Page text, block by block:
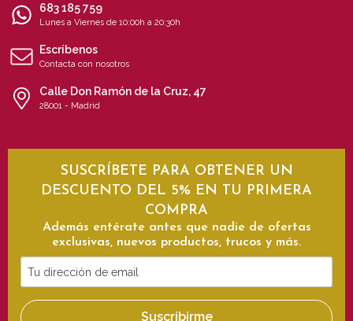
683 185 759
Lunes a Viernes de 10:00h a 20:30h
Escríbenos
Contacta con nosotros
Calle Don Ramón de la Cruz, 47
28001 - Madrid
SUSCRÍBETE PARA OBTENER UN
DESCUENTO DEL 5% EN TU PRIMERA
COMPRA
Además entérate antes que nadie de ofertas
exclusivas, nuevos productos, trucos y más.
Tu
dirección
de
Suscribirme